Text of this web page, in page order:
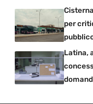
per
Latina,